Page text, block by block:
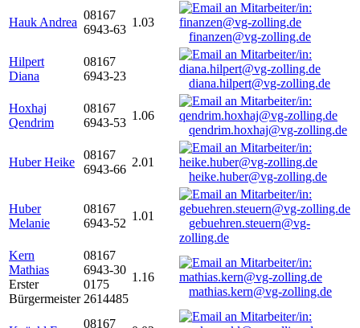
Hauk Andrea
08167
6943-63
1.03
finanzen@vg-zolling.de
Hilpert
Diana
08167
6943-23
diana.hilpert@vg-zolling.de
Hoxhaj
Qendrim
08167
6943-53
1.06
qendrim.hoxhaj@vg-zolling.de
Huber Heike
08167
6943-66
2.01
heike.huber@vg-zolling.de
Huber
Melanie
08167
6943-52
1.01
gebuehren.steuern@vg-
zolling.de
Kern
Mathias
Erster
Bürgermeister
08167
6943-30
0175
2614485
1.16
mathias.kern@vg-zolling.de
08167